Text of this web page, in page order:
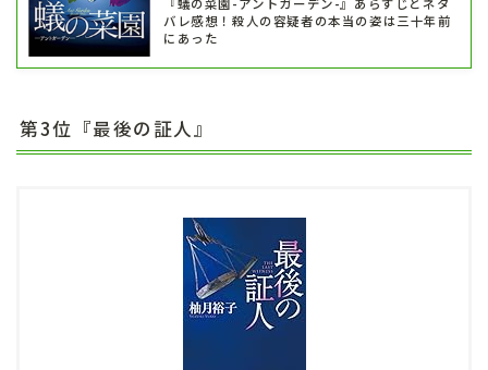
『蟻の菜園-アントガーデン-』あらすじとネタ
バレ感想！殺人の容疑者の本当の姿は三十年前
にあった
第3位『最後の証人』